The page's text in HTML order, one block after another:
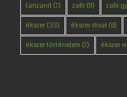
tanzanit (7) zafír(11) zafír
ékszer(33) ékszer divat (8)
ékszer történelem (7) ékszer